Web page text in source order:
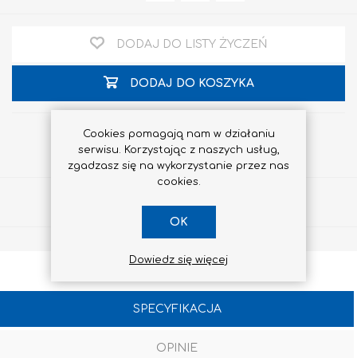
DODAJ DO LISTY ŻYCZEŃ
DODAJ DO KOSZYKA
SPECYFIKACJA
OPINIE
Cookies pomagają nam w działaniu
serwisu. Korzystając z naszych usług,
zgadzasz się na wykorzystanie przez nas
cookies.
OK
Dowiedz się więcej